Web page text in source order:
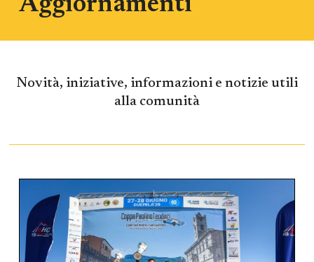
Aggiornamenti
Novità, iniziative, informazioni e notizie utili
alla comunità